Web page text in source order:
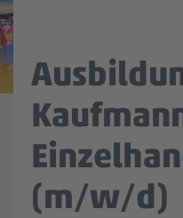
Mein
(m/w/d)